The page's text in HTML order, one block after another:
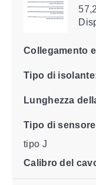
Collegamento
Tipo di
Lunghezza
Tipo di
tipo J
Calibro del